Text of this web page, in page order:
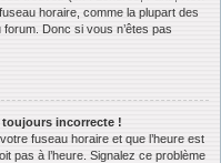
horaire, comme la plupart des
Donc si vous n’êtes pas
toujours incorrecte !
fuseau horaire et que l’heure est
pas à l’heure. Signalez ce problème